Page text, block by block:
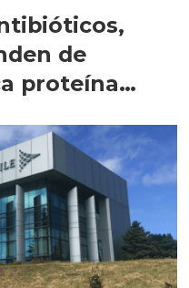
de
proteína